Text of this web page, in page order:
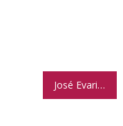
José Evaristo Uriburu de vacaciones en Punilla